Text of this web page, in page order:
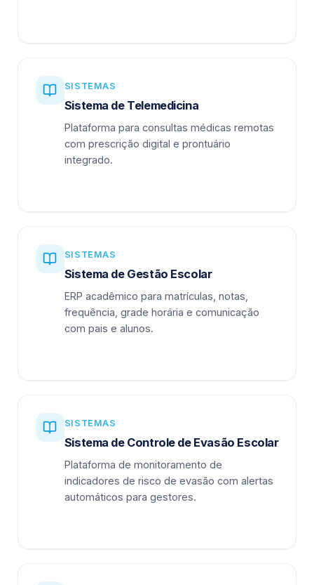
SISTEMAS
Sistema de Telemedicina
Plataforma para consultas médicas remotas
com prescrição digital e prontuário
integrado.
SISTEMAS
Sistema de Gestão Escolar
ERP acadêmico para matrículas, notas,
frequência, grade horária e comunicação
com pais e alunos.
SISTEMAS
Sistema de Controle de Evasão Escolar
Plataforma de monitoramento de
indicadores de risco de evasão com alertas
automáticos para gestores.